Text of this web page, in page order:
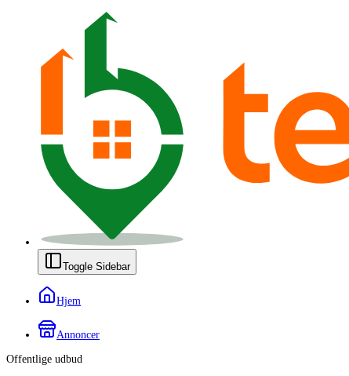
Toggle Sidebar
Hjem
Annoncer
Offentlige udbud